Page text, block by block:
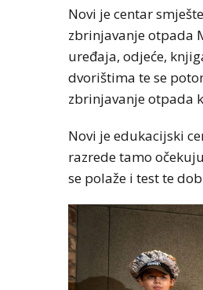
Novi je centar
zbrinjavanje otpada
uređaja, odjeće,
dvorištima te se
zbrinjavanje otpada
Novi je edukacijski
razrede tamo
se polaže i test te